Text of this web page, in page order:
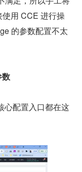
用 CCE 进行操
的参数配置不太
数
心配置入口都在这